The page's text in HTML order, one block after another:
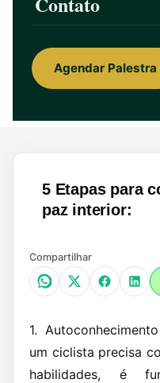
Ainor Lotério
Agendar Palestra
5 Etapas para
paz interior:
Compartilhar
1.
um ciclista precisa
habilidades, é